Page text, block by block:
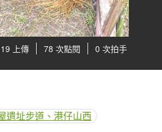
上傳 78 次點閱 0 次拍手
遺址步道、港仔山西